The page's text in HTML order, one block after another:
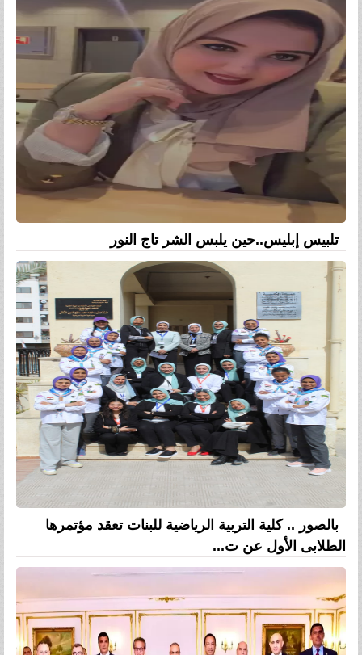
تلبيس إبليس..حين يلبس الشر تاج النور
بالصور .. كلية التربية الرياضية للبنات تعقد مؤتمرها
الطلابى الأول عن ت...